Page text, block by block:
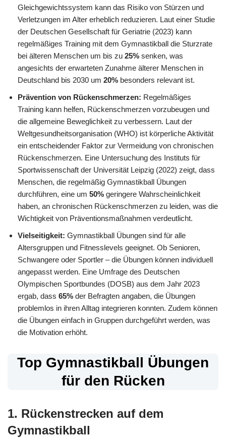
Gleichgewichtssystem kann das Risiko von Stürzen und
Verletzungen im Alter erheblich reduzieren. Laut einer Studie
der Deutschen Gesellschaft für Geriatrie (2023) kann
regelmäßiges Training mit dem Gymnastikball die Sturzrate
bei älteren Menschen um bis zu 25% senken, was
angesichts der erwarteten Zunahme älterer Menschen in
Deutschland bis 2030 um 20% besonders relevant ist.
Prävention von Rückenschmerzen: Regelmäßiges
Training kann helfen, Rückenschmerzen vorzubeugen und
die allgemeine Beweglichkeit zu verbessern. Laut der
Weltgesundheitsorganisation (WHO) ist körperliche Aktivität
ein entscheidender Faktor zur Vermeidung von chronischen
Rückenschmerzen. Eine Untersuchung des Instituts für
Sportwissenschaft der Universität Leipzig (2022) zeigt, dass
Menschen, die regelmäßig Gymnastikball Übungen
durchführen, eine um 50% geringere Wahrscheinlichkeit
haben, an chronischen Rückenschmerzen zu leiden, was die
Wichtigkeit von Präventionsmaßnahmen verdeutlicht.
Vielseitigkeit: Gymnastikball Übungen sind für alle
Altersgruppen und Fitnesslevels geeignet. Ob Senioren,
Schwangere oder Sportler – die Übungen können individuell
angepasst werden. Eine Umfrage des Deutschen
Olympischen Sportbundes (DOSB) aus dem Jahr 2023
ergab, dass 65% der Befragten angaben, die Übungen
problemlos in ihren Alltag integrieren konnten. Zudem können
die Übungen einfach in Gruppen durchgeführt werden, was
die Motivation erhöht.
Top Gymnastikball Übungen
für den Rücken
1. Rückenstrecken auf dem
Gymnastikball